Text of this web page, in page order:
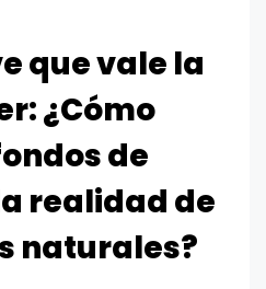
que vale la
¿Cómo
de
realidad de
naturales?